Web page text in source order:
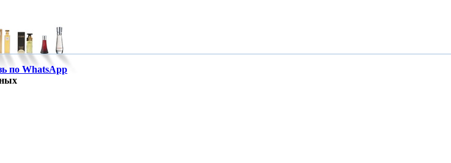
по WhatsApp